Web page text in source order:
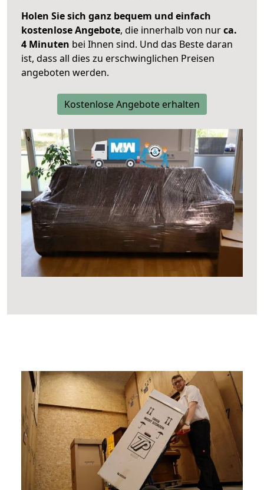
Holen Sie sich ganz bequem und einfach
kostenlose Angebote, die innerhalb von nurca.
4 Minuten bei Ihnen sind. Und das Beste daran
ist, dass all dies zu erschwinglichen Preisen
angeboten werden.
Kostenlose Angebote erhalten